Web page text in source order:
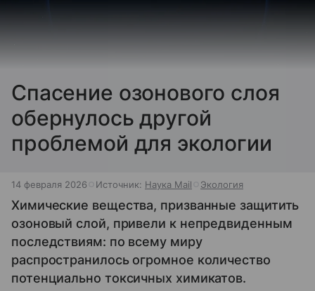
Спасение озонового слоя
обернулось другой
проблемой для экологии
14 февраля 2026 Источник: Наука Mail Экология
Химические вещества, призванные защитить
озоновый слой, привели к непредвиденным
последствиям: по всему миру
распространилось огромное количество
потенциально токсичных химикатов.